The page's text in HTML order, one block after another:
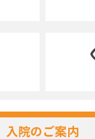
入院のご案内